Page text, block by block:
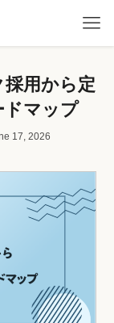
採用から定
ドマップ
17, 2026